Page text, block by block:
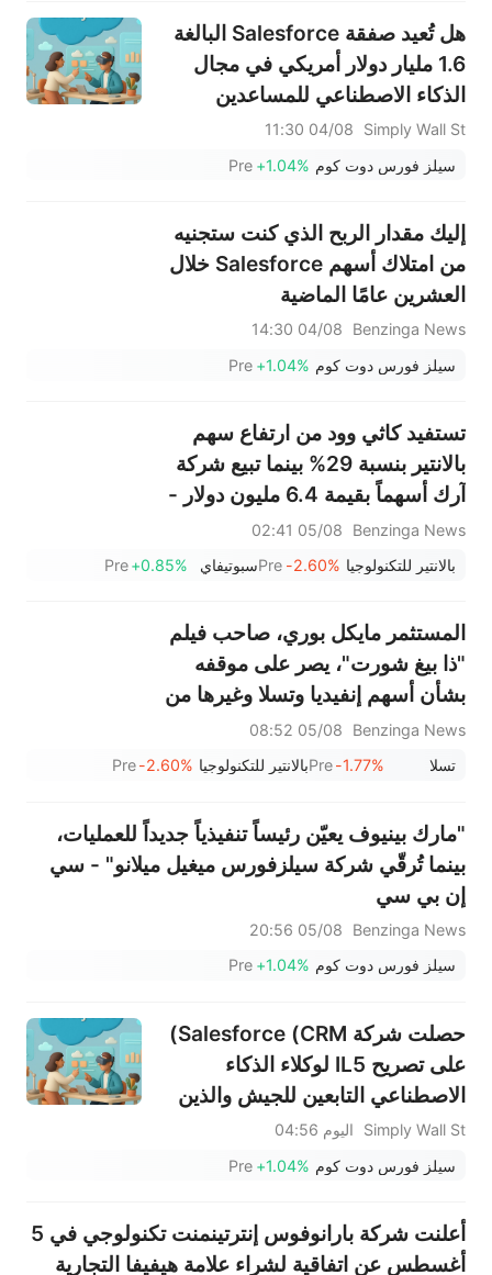
هل تُعيد صفقة Salesforce البالغة
1.6 مليار دولار أمريكي في مجال
الذكاء الاصطناعي للمساعدين
الافتراضيين تشكيل حالة الاستثمار
في إدارة علاقات العملاء؟
Simply Wall St
04/08 11:30
سيلز فورس دوت كوم +1.04%
Pre
إليك مقدار الربح الذي كنت ستجنيه
من امتلاك أسهم Salesforce خلال
العشرين عامًا الماضية
Benzinga News
04/08 14:30
سيلز فورس دوت كوم +1.04%
Pre
تستفيد كاثي وود من ارتفاع سهم
بالانتير بنسبة 29% بينما تبيع شركة
آرك أسهماً بقيمة 6.4 مليون دولار -
وتضاعف استثماراتها في سبوتيفاي
بعد أن جاءت أرباحها مخيبة للآمال
Benzinga News
05/08 02:41
بالانتير للتكنولوجيا -2.60%
Preسبوتيفاي +0.85%
Pre
المستثمر مايكل بوري، صاحب فيلم
"ذا بيغ شورت"، يصر على موقفه
بشأن أسهم إنفيديا وتسلا وغيرها من
الأسهم التي تراهن على انخفاضها،
ويحذر من انهيار مماثل لانهيار عام
ذلك..."
Benzinga News
05/08 08:52
تسلا
-1.77%
Preبالانتير للتكنولوجيا -2.60%
Pre
"مارك بينيوف يعيّن رئيساً تنفيذياً جديداً للعمليات،
بينما تُرقّي شركة سيلزفورس ميغيل ميلانو" - سي
إن بي سي
Benzinga News
05/08 20:56
سيلز فورس دوت كوم +1.04%
Pre
حصلت شركة Salesforce (CRM)
على تصريح IL5 لوكلاء الذكاء
الاصطناعي التابعين للجيش والذين
يخدمون الملايين
Simply Wall St
اليوم 04:56
سيلز فورس دوت كوم +1.04%
Pre
أعلنت شركة بارانوفوس إنترتينمنت تكنولوجي في 5
أغسطس عن اتفاقية لشراء علامة هيفيفا التجارية